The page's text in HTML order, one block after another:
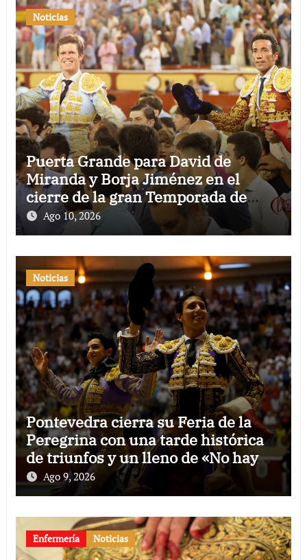
Noticias
Puerta Grande para David de
Miranda y Borja Jiménez en el
cierre de la gran Temporada de
Verano de El Puerto
Ago 10, 2026
Noticias
Pontevedra cierra su Feria de la
Peregrina con una tarde histórica
de triunfos y un lleno de «No hay
billetes»
Ago 9, 2026
Enfermería Noticias